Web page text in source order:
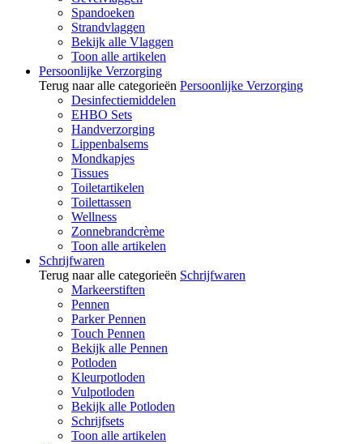
Spandoeken
Strandvlaggen
Bekijk alle Vlaggen
Toon alle artikelen
Persoonlijke Verzorging
Terug naar alle categorieën Persoonlijke Verzorging
Desinfectiemiddelen
EHBO Sets
Handverzorging
Lippenbalsems
Mondkapjes
Tissues
Toiletartikelen
Toilettassen
Wellness
Zonnebrandcrème
Toon alle artikelen
Schrijfwaren
Terug naar alle categorieën Schrijfwaren
Markeerstiften
Pennen
Parker Pennen
Touch Pennen
Bekijk alle Pennen
Potloden
Kleurpotloden
Vulpotloden
Bekijk alle Potloden
Schrijfsets
Toon alle artikelen